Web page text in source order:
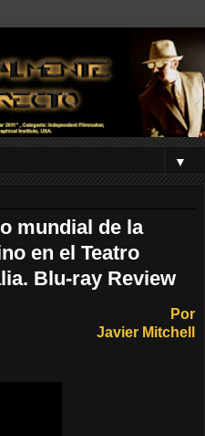
▼
mundial de la
en el Teatro
Blu-ray Review
Por
Javier Mitchell